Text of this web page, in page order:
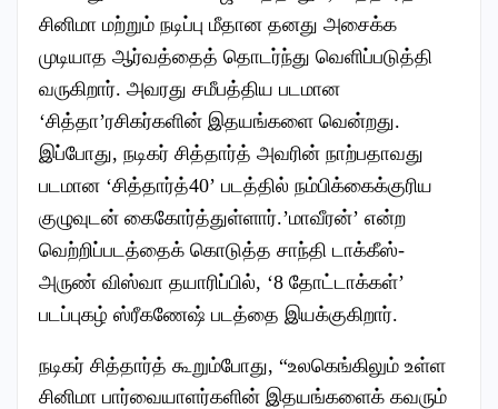
சினிமா மற்றும் நடிப்பு மீதான தனது அசைக்க
முடியாத ஆர்வத்தைத் தொடர்ந்து வெளிப்படுத்தி
வருகிறார். அவரது சமீபத்திய படமான
‘சித்தா’ரசிகர்களின் இதயங்களை வென்றது.
இப்போது, நடிகர் சித்தார்த் அவரின் நாற்பதாவது
படமான ‘சித்தார்த்40’ படத்தில் நம்பிக்கைக்குரிய
குழுவுடன் கைகோர்த்துள்ளார்.’மாவீரன்’ என்ற
வெற்றிப்படத்தைக் கொடுத்த சாந்தி டாக்கீஸ்-
அருண் விஸ்வா தயாரிப்பில், ‘8 தோட்டாக்கள்’
படப்புகழ் ஸ்ரீகணேஷ் படத்தை இயக்குகிறார்.
நடிகர் சித்தார்த் கூறும்போது, “உலகெங்கிலும் உள்ள
சினிமா பார்வையாளர்களின் இதயங்களைக் கவரும்